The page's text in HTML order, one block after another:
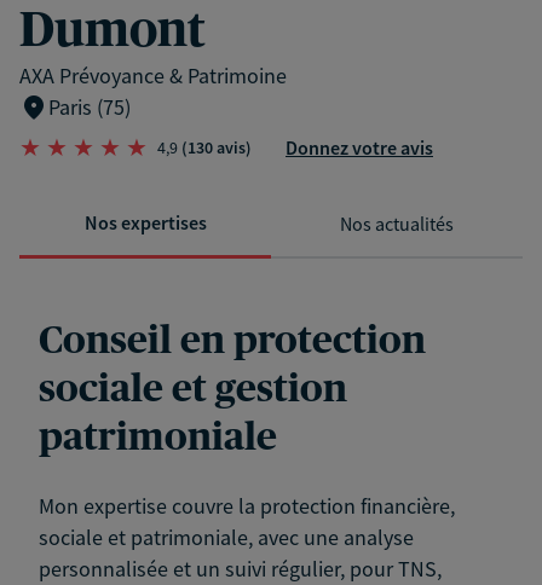
Dumont
AXA Prévoyance & Patrimoine
Paris (75)
4,9 (130 avis) Donnez votre avis
Nos expertises Nos actualités
Conseil en protection
sociale et gestion
patrimoniale
Mon expertise couvre la protection financière,
sociale et patrimoniale, avec une analyse
personnalisée et un suivi régulier, pour TNS,